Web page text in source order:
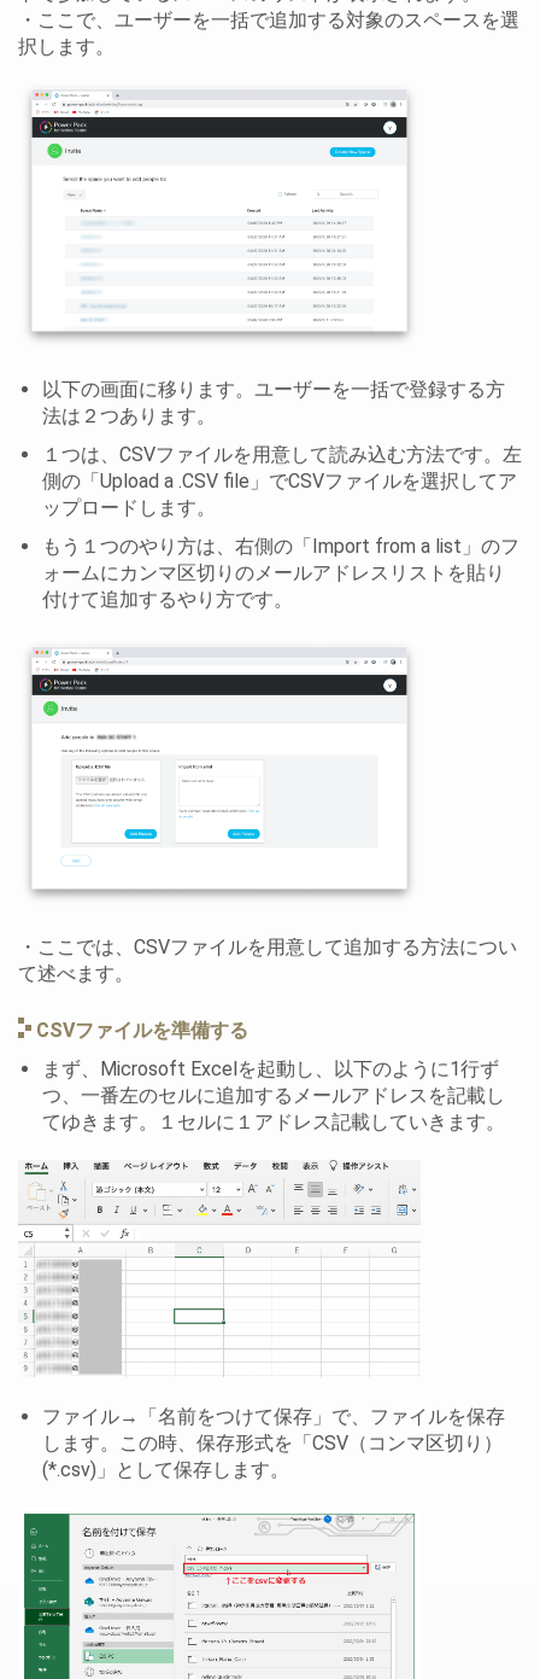
改
・ここで、ユーザーを一括で追加する対象のスペースを選
択します。
以下の画面に移ります。ユーザーを一括で登録する方
法は２つあります。
１つは、CSVファイルを用意して読み込む方法です。左
側の「Upload a .CSV file」でCSVファイルを選択してア
ップロードします。
もう１つのやり方は、右側の「Import from a list」のフ
ォームにカンマ区切りのメールアドレスリストを貼り
付けて追加するやり方です。
・ここでは、CSVファイルを用意して追加する方法につい
て述べます。
CSVファイルを準備する
まず、Microsoft Excelを起動し、以下のように1行ず
つ、一番左のセルに追加するメールアドレスを記載し
てゆきます。１セルに１アドレス記載していきます。
ファイル→「名前をつけて保存」で、ファイルを保存
します。この時、保存形式を「CSV（コンマ区切り）
(*.csv)」として保存します。